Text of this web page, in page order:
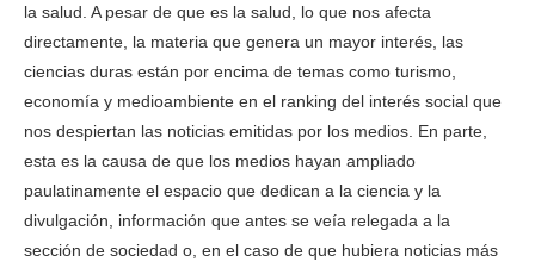
la salud. A pesar de que es la salud, lo que nos afecta
directamente, la materia que genera un mayor interés, las
ciencias duras están por encima de temas como turismo,
economía y medioambiente en el ranking del interés social que
nos despiertan las noticias emitidas por los medios. En parte,
esta es la causa de que los medios hayan ampliado
paulatinamente el espacio que dedican a la ciencia y la
divulgación, información que antes se veía relegada a la
sección de sociedad o, en el caso de que hubiera noticias más